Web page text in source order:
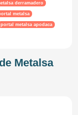
derramadero
metalsa
portal metalsa apodaca
Metalsa